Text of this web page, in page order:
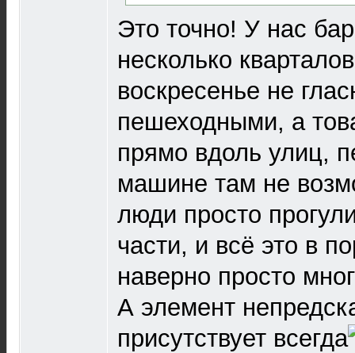
Это точно! У нас
несколько
воскресенье не
пешеходными, а
прямо вдоль улиц,
машине там не
люди просто
части, и всё это в
наверно просто
А элемент
присутствует всегда